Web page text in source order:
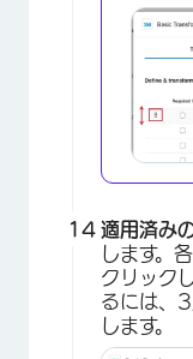
適用済み
します。
クリック
るには、
します。